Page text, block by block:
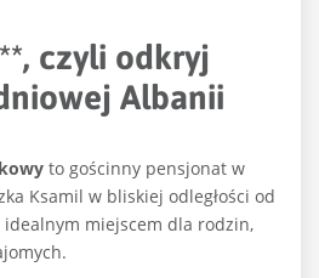
czyli odkryj
Albanii
to gościnny pensjonat w
Ksamil w bliskiej odległości od
miejscem dla rodzin,